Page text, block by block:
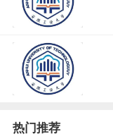
热门推荐